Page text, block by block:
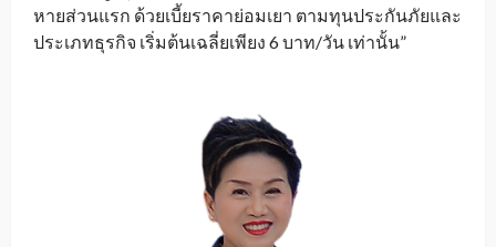
หายส่วนแรก ด้วยเบี้ยราคาย่อมเยา ตามทุนประกันภัยและ
ประเภทธุรกิจ เริ่มต้นเฉลี่ยเพียง 6 บาท/วัน เท่านั้น”